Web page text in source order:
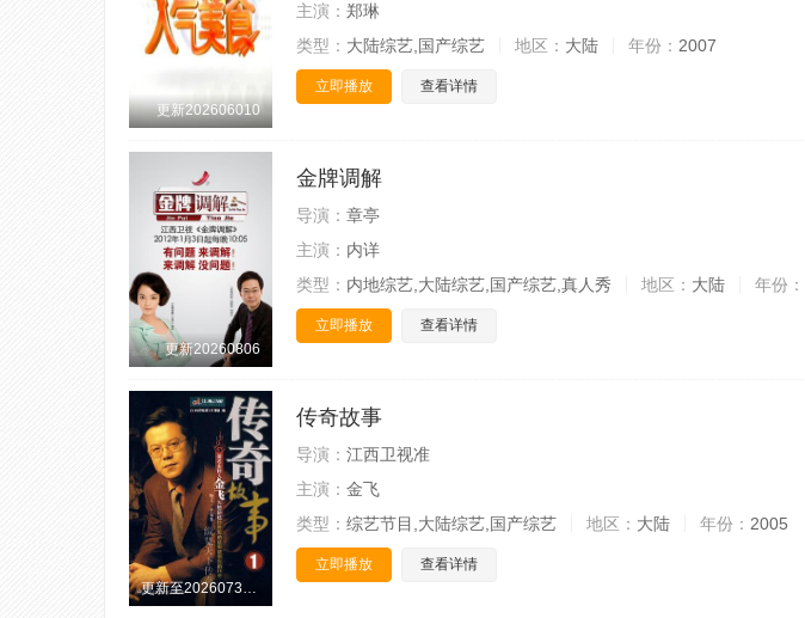
更新202606010
主演： 郑琳
类型： 大陆综艺,国产综艺 地区： 大陆 年份： 2007
立即播放 查看详情
更新20260806
金牌调解
导演： 章亭
主演： 内详
类型： 内地综艺,大陆综艺,国产综艺,真人秀 地区： 大陆 年份：
立即播放 查看详情
更新至20260730期
传奇故事
导演： 江西卫视准
主演： 金飞
类型： 综艺节目,大陆综艺,国产综艺 地区： 大陆 年份： 2005
立即播放 查看详情